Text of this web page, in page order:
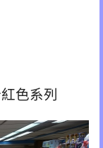
色系列